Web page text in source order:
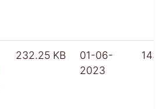
232.25 KB
01-06-
2023